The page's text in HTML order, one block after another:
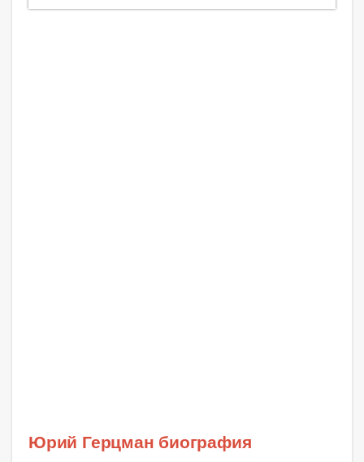
Юрий Герцман биография